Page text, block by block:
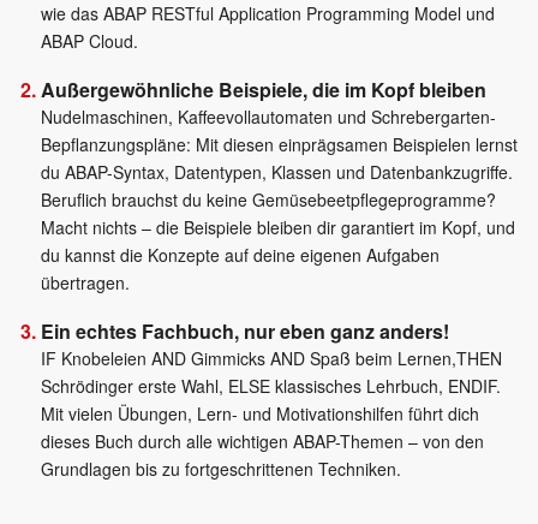
wie das ABAP RESTful Application Programming Model und
ABAP Cloud.
Außergewöhnliche Beispiele, die im Kopf bleiben
Nudelmaschinen, Kaffeevollautomaten und Schrebergarten-
Bepflanzungspläne: Mit diesen einprägsamen Beispielen lernst
du ABAP-Syntax, Datentypen, Klassen und Datenbankzugriffe.
Beruflich brauchst du keine Gemüsebeetpflegeprogramme?
Macht nichts – die Beispiele bleiben dir garantiert im Kopf, und
du kannst die Konzepte auf deine eigenen Aufgaben
übertragen.
Ein echtes Fachbuch, nur eben ganz anders!
IF Knobeleien AND Gimmicks AND Spaß beim Lernen,THEN
Schrödinger erste Wahl, ELSE klassisches Lehrbuch, ENDIF.
Mit vielen Übungen, Lern- und Motivationshilfen führt dich
dieses Buch durch alle wichtigen ABAP-Themen – von den
Grundlagen bis zu fortgeschrittenen Techniken.